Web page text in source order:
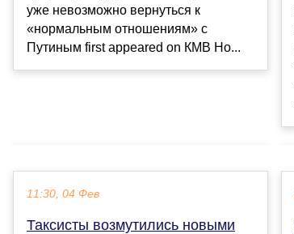
уже невозможно вернуться к
«нормальным отношениям» с
Путиным first appeared on КМВ Но...
11:30, 04 Фев
Таксисты возмутились новыми